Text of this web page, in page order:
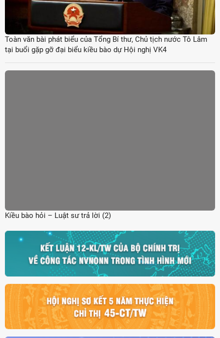
Toàn văn bài phát biểu của Tổng Bí thư, Chủ tịch nước Tô Lâm
tại buổi gặp gỡ đại biểu kiều bào dự Hội nghị VK4
Kiều bào hỏi – Luật sư trả lời (2)